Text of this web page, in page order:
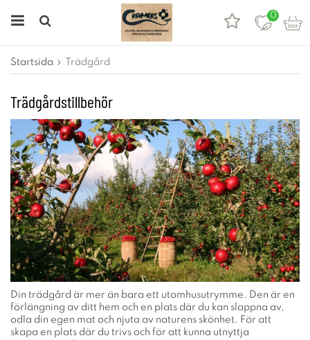
0
Startsida Trädgård
Trädgårdstillbehör
Din trädgård är mer än bara ett utomhusutrymme. Den är en
förlängning av ditt hem och en plats där du kan slappna av,
odla din egen mat och njuta av naturens skönhet. För att
skapa en plats där du trivs och för att kunna utnyttja